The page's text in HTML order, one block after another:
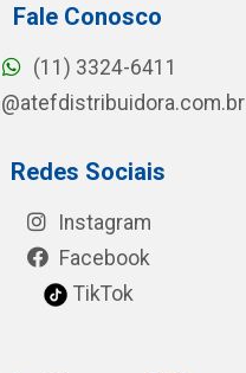
Fale Conosco
(11) 3324-6411
Redes Sociais
Instagram
Facebook
TikTok